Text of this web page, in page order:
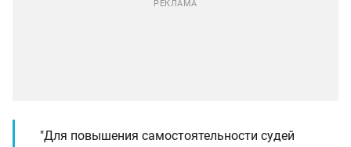
"Для повышения самостоятельности судей